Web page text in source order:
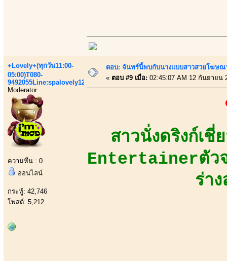
+Lovely+(ทุกวัน11:00-
05:00)T080-
9492055Line:spalovely123
Moderator
ความหื่น : 0
ออนไลน์
กระทู้: 42,746
โพสต์: 5,212
ตอบ: จันทร์นี้พบกับนางแบบสาวสวยโฆษ
« ตอบ #9 เมื่อ: 02:45:07 AM 12 กันยายน
สาวนั่งดริงก์เชี่
Entertainerตัวจ
ร่า